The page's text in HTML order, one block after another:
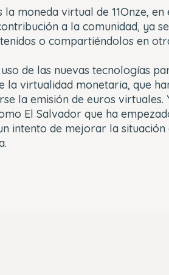
la moneda virtual de 11Onze,
a la comunidad, ya
o compartiéndolos en
de las nuevas tecnologías
la virtualidad monetaria, que
la emisión de euros virtuales.
El Salvador que ha
intento de mejorar la